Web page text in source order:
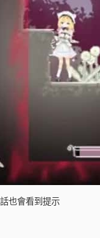
也會看到提示